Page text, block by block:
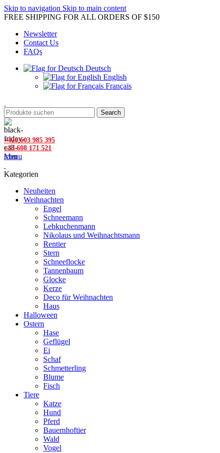
Skip to navigation Skip to main content
FREE SHIPPING FOR ALL ORDERS OF $150
Newsletter
Contact Us
FAQs
Deutsch
English
Français
Search
+420 603 985 395
+33 608 171 521
Menu
Kategorien
Neuheiten
Weihnachten
Engel
Schneemann
Lebkuchenmann
Nikolaus und Weihnachtsmann
Rentier
Stern
Schneeflocke
Tannenbaum
Glocke
Kerze
Deco für Weihnachten
Haus
Halloween
Ostern
Hase
Geflügel
Ei
Schaf
Schmetterling
Blume
Fisch
Tiere
Katze
Hund
Pferd
Bauernhoftier
Wald
Vogel